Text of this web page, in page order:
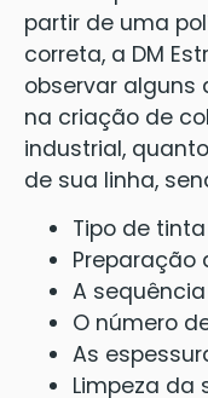
partir de uma
correta, a DM
observar
na criação de
industrial,
de sua linha,
Tipo de
Preparação
A
O número
As
Limpeza da